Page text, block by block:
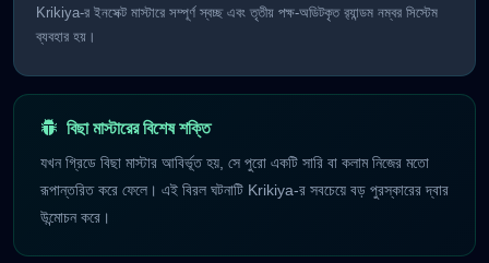
Krikiya-র ইনসেক্ট মাস্টারে সম্পূর্ণ স্বচ্ছ এবং তৃতীয় পক্ষ-অডিটকৃত র‍্যান্ডম নম্বর সিস্টেম
ব্যবহার হয়।
বিছা মাস্টারের বিশেষ শক্তি
যখন গ্রিডে বিছা মাস্টার আবির্ভূত হয়, সে পুরো একটি সারি বা কলাম নিজের মতো
রূপান্তরিত করে ফেলে। এই বিরল ঘটনাটি Krikiya-র সবচেয়ে বড় পুরস্কারের দ্বার
উন্মোচন করে।